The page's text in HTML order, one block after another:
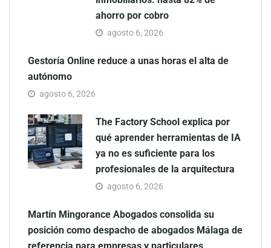
ahorro por cobro
agosto 6, 2026
Gestoría Online reduce a unas horas el alta de
autónomo
agosto 6, 2026
The Factory School explica por
qué aprender herramientas de IA
ya no es suficiente para los
profesionales de la arquitectura
agosto 6, 2026
Martín Mingorance Abogados consolida su
posición como despacho de abogados Málaga de